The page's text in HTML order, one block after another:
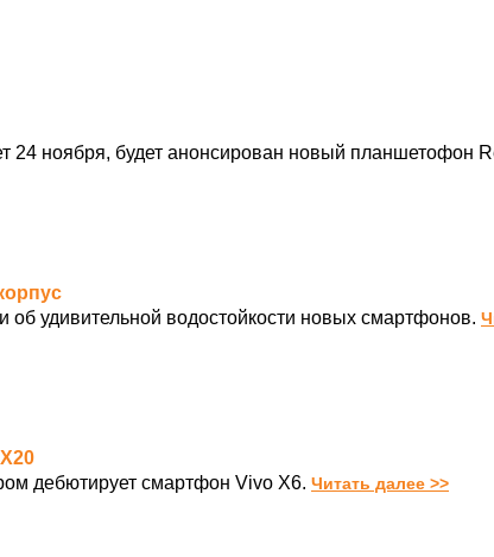
24 ноября, будет анонсирован новый планшетофон
об удивительной водостойкости новых смартфонов.
дебютирует смартфон Vivo X6. Читать далее >>